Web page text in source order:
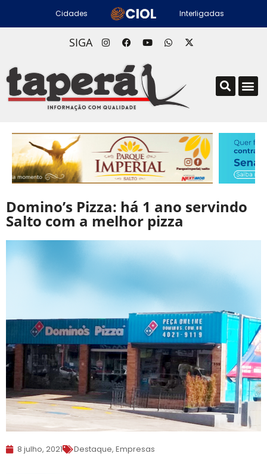
Cidades Interligadas
SIGA
Domino’s Pizza: há 1 ano servindo
Salto com a melhor pizza
8 julho, 2021 Destaque, Empresas